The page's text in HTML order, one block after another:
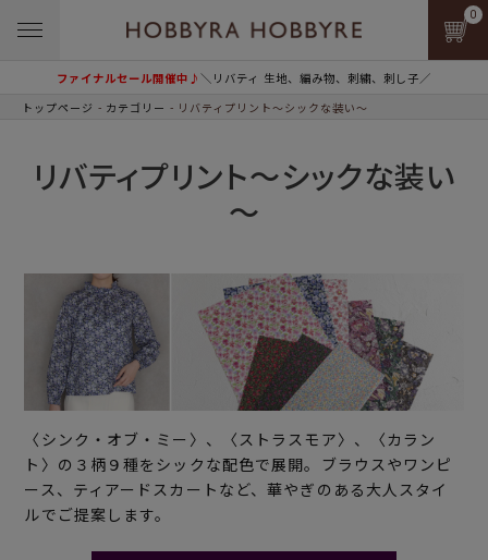
ファイナルセール開催中♪＼リバティ 生地、編み物、刺繍、刺し子／
0
トップページ カテゴリー リバティプリント～シックな装い～
リバティプリント～シックな装い
～
〈シンク・オブ・ミー〉、〈ストラスモア〉、〈カラン
ト〉の３柄９種をシックな配色で展開。ブラウスやワンピ
ース、ティアードスカートなど、華やぎのある大人スタイ
ルでご提案します。